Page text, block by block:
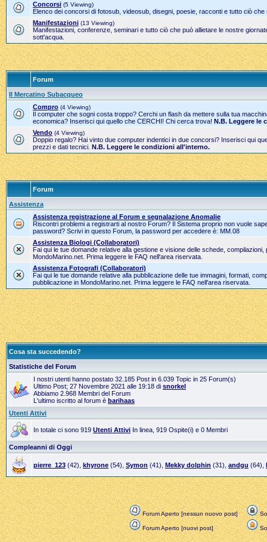
Concorsi (5 Viewing)
Elenco dei concorsi di fotosub, videosub, disegni, poesie, racconti e tutto ciò che
Manifestazioni (13 Viewing)
Manifestazioni, conferenze, seminari e tutto ciò che può allietare le nostre
sott'acqua.
Forum
Il Mercatino Subacqueo
Compro (4 Viewing)
Il computer che sogni costa troppo? Cerchi un flash da mettere sulla tua
economica? Inserisci qui quello che CERCHI! Chi cerca trova! N.B. Leggere le
Vendo (4 Viewing)
Doppio regalo? Hai vinto due computer indentici in due concorsi? Inserisci qui
prezzi e dati tecnici. N.B. Leggere le condizioni all'interno.
Forum
Assistenza
Assistenza registrazione al Forum e segnalazione Anomalie
Riscontri problemi a registrarti al nostro Forum? Il Sistema proprio non vuole
password? Scrivi in questo Forum, la password per accedere è: MM.08
Assistenza Biologi (Collaboratori)
Fai qui le tue domande relative alla gestione e visione delle schede, compilazioni,
MondoMarino.net. Prima leggere le FAQ nell'area riservata.
Assistenza Fotografi (Collaboratori)
Fai qui le tue domande relative alla pubblicazione delle tue immagini, formati,
pubblicazione in MondoMarino.net. Prima leggere le FAQ nell'area riservata.
Cosa sta succedendo?
Statistiche del Forum
I nostri utenti hanno postato 32.185 Post in 6.039 Topic in 25 Forum(s)
Ultimo Post; 27 Novembre 2021 alle 19:18 di snorkel
Abbiamo 2.968 Membri del Forum
L'ultimo iscritto al forum è barihaas
Utenti Attivi
In totale ci sono 919 Utenti Attivi In linea, 919 Ospite(i) e 0 Membri
Compleanni di Oggi
pierre_123 (42), khyrone (54), Symon (41), Mekky dolphin (31), andgu (64),
Forum Aperto [nessun nuovo post]
Forum Aperto [nuovi post]